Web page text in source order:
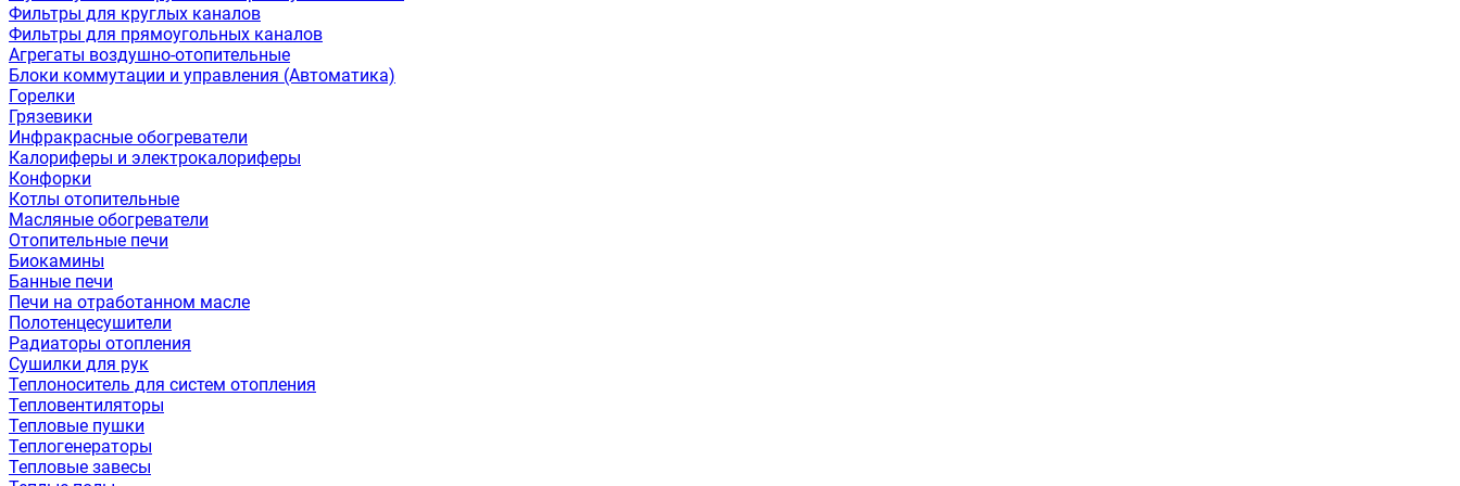
Фильтры для круглых каналов
Фильтры для прямоугольных каналов
Агрегаты воздушно-отопительные
Блоки коммутации и управления (Автоматика)
Горелки
Грязевики
Инфракрасные обогреватели
Калориферы и электрокалориферы
Конфорки
Котлы отопительные
Масляные обогреватели
Отопительные печи
Биокамины
Банные печи
Печи на отработанном масле
Полотенцесушители
Радиаторы отопления
Сушилки для рук
Теплоноситель для систем отопления
Тепловентиляторы
Тепловые пушки
Теплогенераторы
Тепловые завесы